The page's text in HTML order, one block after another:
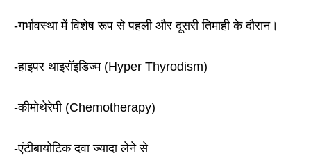
-गर्भावस्था में विशेष रूप से पहली और दूसरी तिमाही के दौरान।
-हाइपर थाइरॉइडिज्म (Hyper Thyrodism)
-कीमोथेरेपी (Chemotherapy)
-एंटीबायोटिक दवा ज्यादा लेने से